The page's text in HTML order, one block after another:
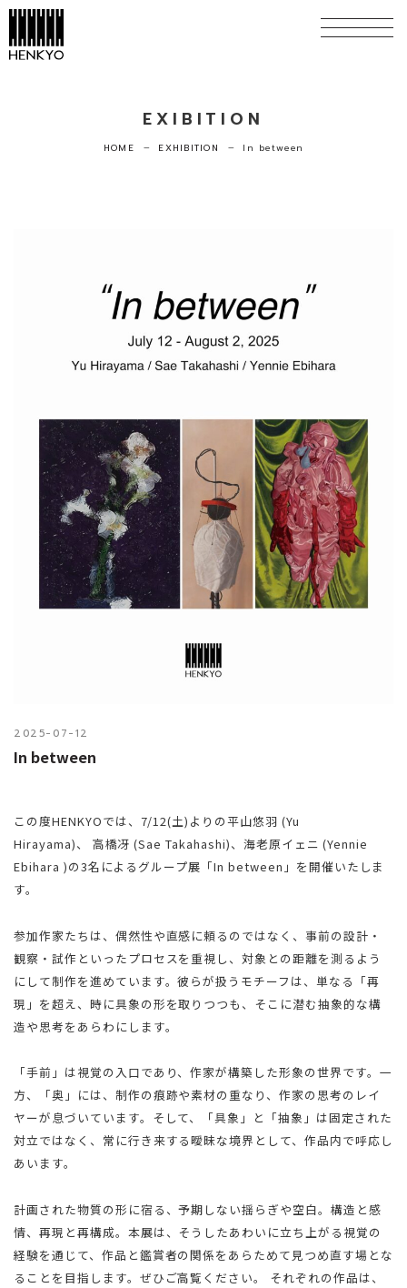
EXIBITION
HOME horizontal_rule EXHIBITION horizontal_rule In between
2025-07-12
In between
この度HENKYOでは、7/12(土)よりの平山悠羽 (Yu
Hirayama)、 高橋冴 (Sae Takahashi)、海老原イェニ (Yennie
Ebihara )の3名によるグループ展「In between」を開催いたしま
す。
参加作家たちは、偶然性や直感に頼るのではなく、事前の設計・
観察・試作といったプロセスを重視し、対象との距離を測るよう
にして制作を進めています。彼らが扱うモチーフは、単なる「再
現」を超え、時に具象の形を取りつつも、そこに潜む抽象的な構
造や思考をあらわにします。
「手前」は視覚の入口であり、作家が構築した形象の世界です。一
方、「奥」には、制作の痕跡や素材の重なり、作家の思考のレイ
ヤーが息づいています。そして、「具象」と「抽象」は固定された
対立ではなく、常に行き来する曖昧な境界として、作品内で呼応し
あいます。
計画された物質の形に宿る、予期しない揺らぎや空白。構造と感
情、再現と再構成。本展は、そうしたあわいに立ち上がる視覚の
経験を通じて、作品と鑑賞者の関係をあらためて見つめ直す場とな
ることを目指します。ぜひご高覧ください。 それぞれの作品は、